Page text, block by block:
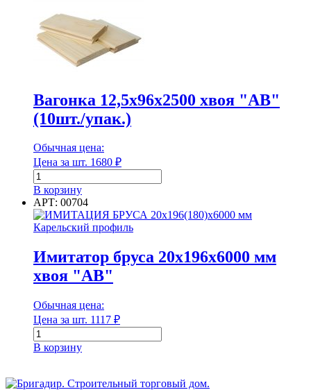
сухая
строганая
хвоя
"АВ"
Вагонка 12,5х96х2500 хвоя "АВ"
(10шт./упак.)
Обычная цена:
Цена за шт. 1680 ₽
Количество
товара
Вагонка
12,5х96х2500
хвоя
"АВ"
(10шт./
упак.)
В корзину
АРТ: 00704
Имитатор бруса 20х196х6000 мм
хвоя "АВ"
Обычная цена:
Цена за шт. 1117 ₽
Количество
товара
Имитатор
20х196х6000
В корзину